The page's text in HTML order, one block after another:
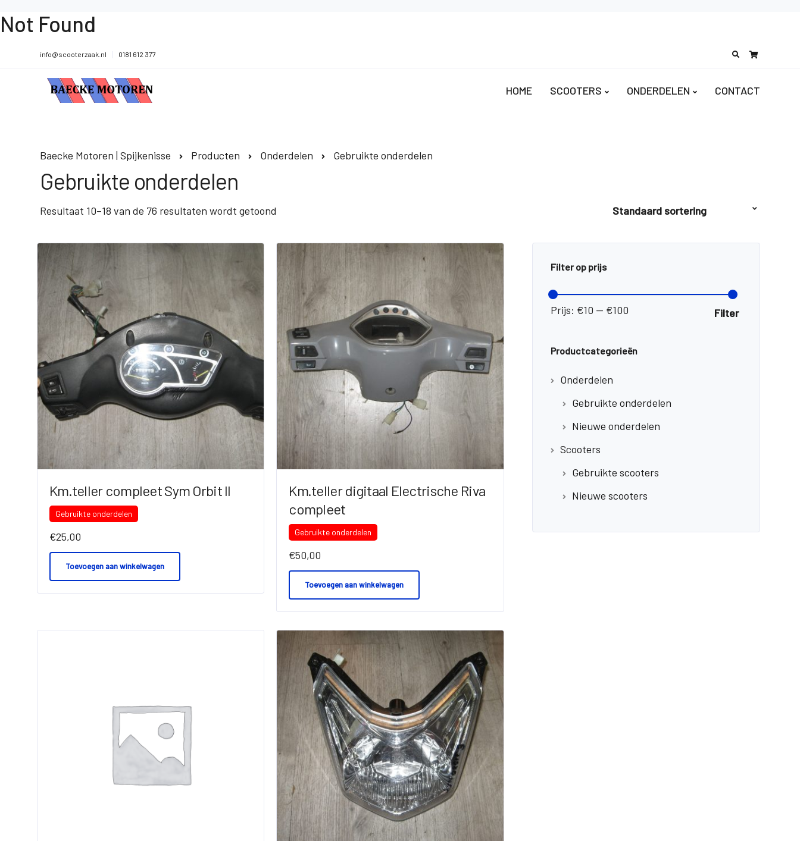
Not Found
Search
info@scooterzaak.nl 0181 612 377
HOME SCOOTERS ONDERDELEN CONTACT
Baecke Motoren | Spijkenisse Producten Onderdelen Gebruikte onderdelen
Gebruikte onderdelen
Resultaat 10–18 van de 76 resultaten wordt getoond
Km.teller compleet Sym Orbit II
Gebruikte onderdelen
€25,00
Toevoegen aan winkelwagen
Km.teller digitaal Electrische Riva
compleet
Gebruikte onderdelen
€50,00
Toevoegen aan winkelwagen
Filter op prijs
Min.
prijs
Max.
prijs
Filter
Prijs: €10 — €100
Productcategorieën
Onderdelen
Gebruikte onderdelen
Nieuwe onderdelen
Scooters
Gebruikte scooters
Nieuwe scooters